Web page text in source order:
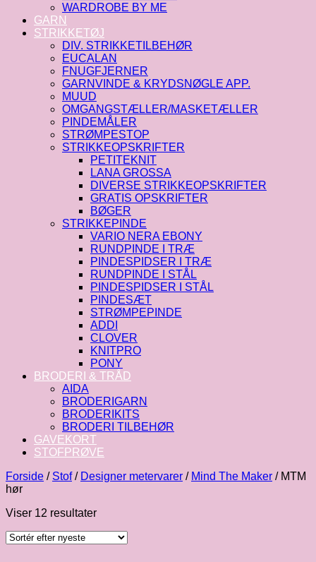
WARDROBE BY ME
GARN
STRIKKETØJ
DIV. STRIKKETILBEHØR
EUCALAN
FNUGFJERNER
GARNVINDE & KRYDSNØGLE APP.
MUUD
OMGANGSTÆLLER/MASKETÆLLER
PINDEMÅLER
STRØMPESTOP
STRIKKEOPSKRIFTER
PETITEKNIT
LANA GROSSA
DIVERSE STRIKKEOPSKRIFTER
GRATIS OPSKRIFTER
BØGER
STRIKKEPINDE
VARIO NERA EBONY
RUNDPINDE I TRÆ
PINDESPIDSER I TRÆ
RUNDPINDE I STÅL
PINDESPIDSER I STÅL
PINDESÆT
STRØMPEPINDE
ADDI
CLOVER
KNITPRO
PONY
BRODERI & TRÅD
AIDA
BRODERIGARN
BRODERIKITS
BRODERI TILBEHØR
GAVEKORT
STOFPRØVE
Forside / Stof / Designer metervarer / Mind The Maker /MTM
hør
Viser 12 resultaterSorteret
seneste